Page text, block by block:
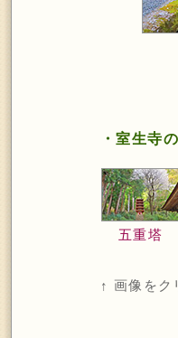
・室生
五重塔
↑ 画像をク